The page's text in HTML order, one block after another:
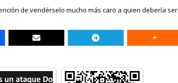
de vendérselo mucho más caro a quien debería ser